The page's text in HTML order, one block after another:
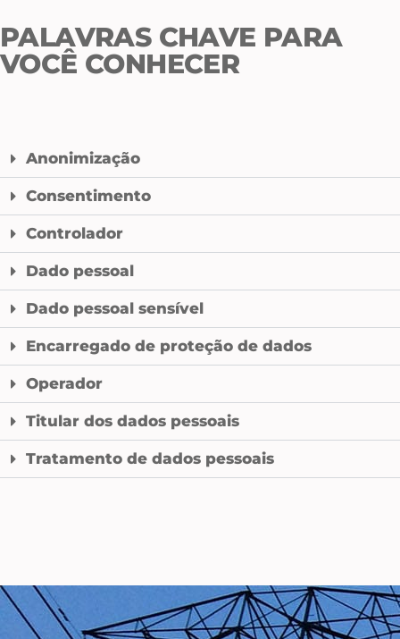
PALAVRAS CHAVE PARA
VOCÊ CONHECER
Anonimização
Consentimento
Controlador
Dado pessoal
Dado pessoal sensível
Encarregado de proteção de dados
Operador
Titular dos dados pessoais
Tratamento de dados pessoais